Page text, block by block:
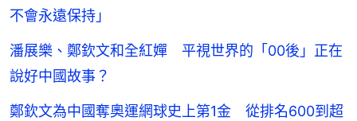
不會永遠保持｣
潘展樂、鄭欽文和全紅嬋 平視世界的「00後」正在
說好中國故事？
鄭欽文為中國奪奧運網球史上第1金 從排名600到超